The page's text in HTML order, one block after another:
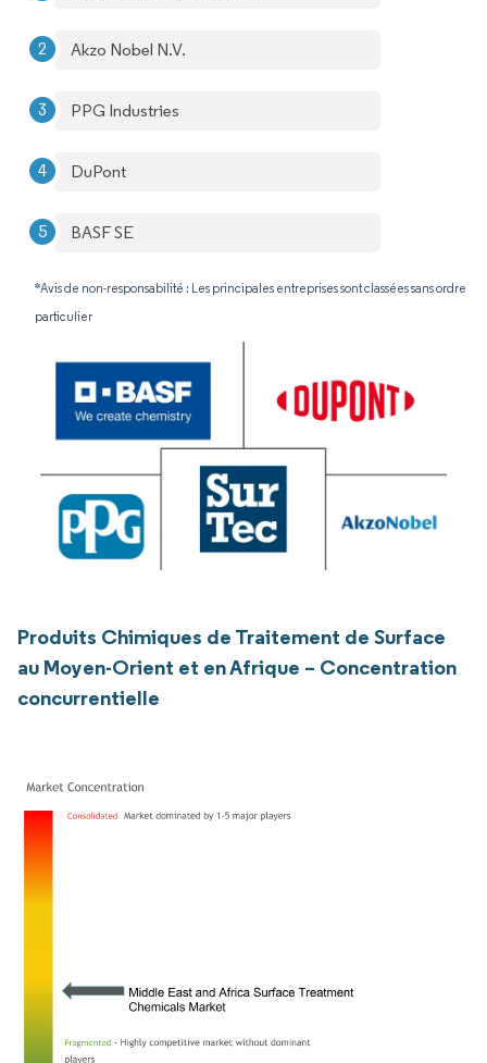
Akzo Nobel N.V.
PPG Industries
DuPont
BASF SE
*Avis de non-responsabilité : Les principales entreprises sont classées sans ordre
particulier
Produits Chimiques de Traitement de Surface
au Moyen-Orient et en Afrique – Concentration
concurrentielle